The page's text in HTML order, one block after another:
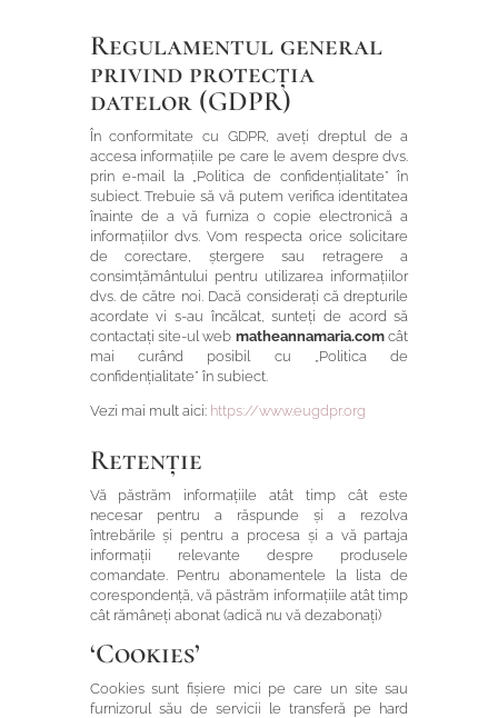
Regulamentul general
privind protecția
datelor (GDPR)
În conformitate cu GDPR, aveți dreptul de a
accesa informațiile pe care le avem despre dvs.
prin e-mail la „Politica de confidențialitate” în
subiect. Trebuie să vă putem verifica identitatea
înainte de a vă furniza o copie electronică a
informațiilor dvs. Vom respecta orice solicitare
de corectare, ștergere sau retragere a
consimțământului pentru utilizarea informațiilor
dvs. de către noi. Dacă considerați că drepturile
acordate vi s-au încălcat, sunteți de acord să
contactați site-ul web matheannamaria.comcât
mai curând posibil cu „Politica de
confidențialitate” în subiect.
Vezi mai mult aici: https://www.eugdpr.org
Retenție
Vă păstrăm informațiile atât timp cât este
necesar pentru a răspunde și a rezolva
întrebările și pentru a procesa și a vă partaja
informații relevante despre produsele
comandate. Pentru abonamentele la lista de
corespondență, vă păstrăm informațiile atât timp
cât rămâneți abonat (adică nu vă dezabonați)
‘Cookies’
Cookies sunt fișiere mici pe care un site sau
furnizorul său de servicii le transferă pe hard